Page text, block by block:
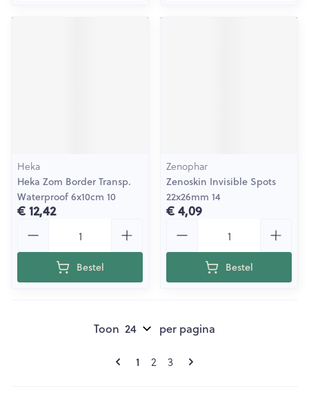
Heka
Heka Zom Border Transp.
Waterproof 6x10cm 10
€ 12,42
Bestel
Zenophar
Zenoskin Invisible Spots
22x26mm 14
€ 4,09
Bestel
Pagina's
U lees momenteel pagina
1 Pagina
2 Pagina
3
Toon per pagina